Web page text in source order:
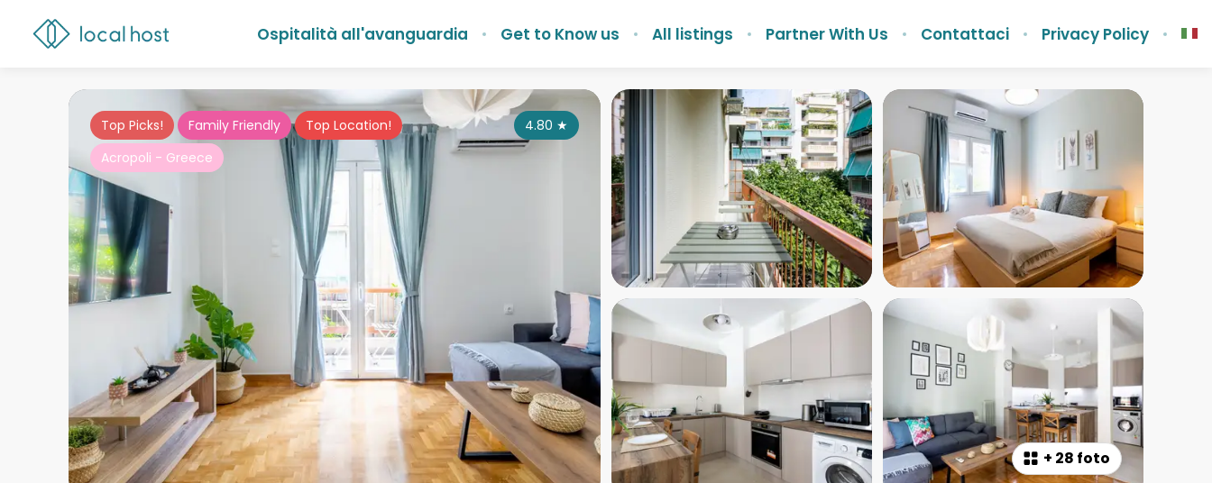
Ospitalità all'avanguardia Get to Know us All listings Partner With Us Contattaci Privacy Policy
+ 28 foto
4.80 ★
Top Picks! Family Friendly
Top Location!
Acropoli - Greece